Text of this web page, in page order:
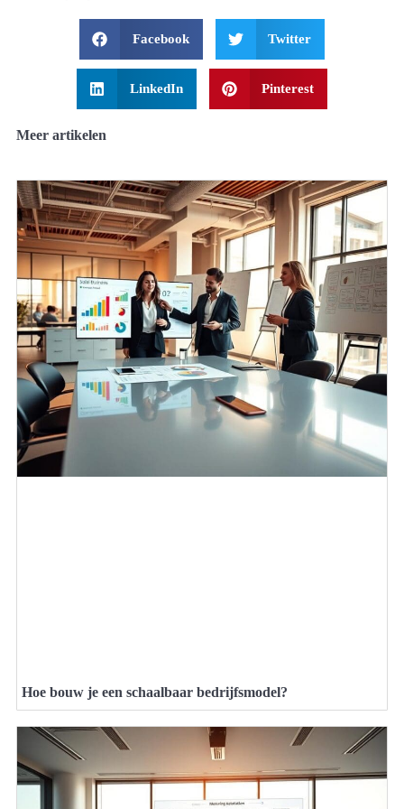
Facebook Twitter
LinkedIn Pinterest
Meer artikelen
Hoe bouw je een schaalbaar bedrijfsmodel?